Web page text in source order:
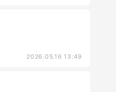
2026.05.16 13:49